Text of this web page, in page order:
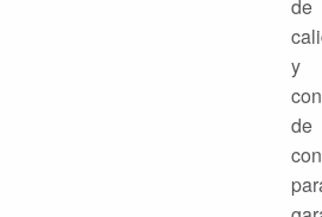
de
y
de